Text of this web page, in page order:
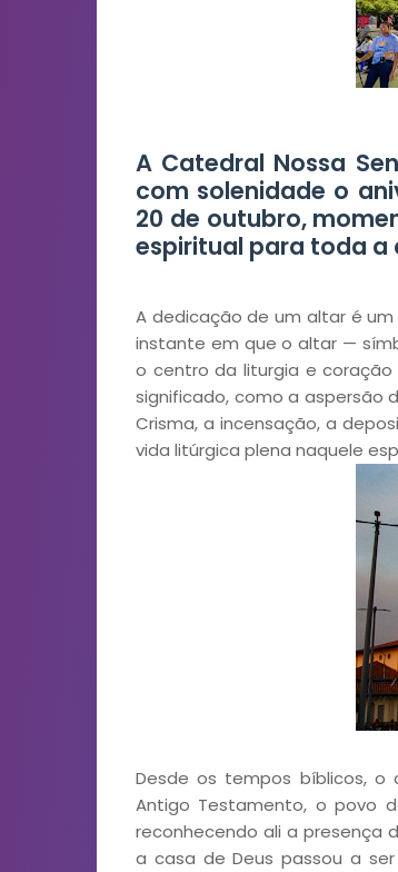
A Catedral Nossa
com solenidade o
20 de outubro,
espiritual para toda a
A dedicação de um altar é
instante em que o altar —
o centro da liturgia e
significado, como a aspersão
Crisma, a incensação, a
vida litúrgica plena naquele
Desde os tempos bíblicos,
Antigo Testamento, o povo
reconhecendo ali a presença
a casa de Deus passou a